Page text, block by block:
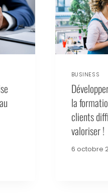
BUSINESS
la
clients
valoriser !
6 octobre